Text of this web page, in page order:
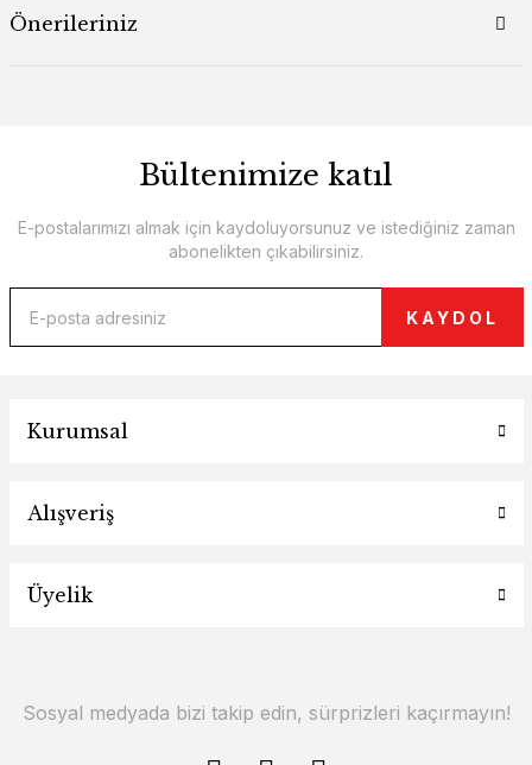
Önerileriniz
Bültenimize katıl
E-postalarımızı almak için kaydoluyorsunuz ve istediğiniz zaman
abonelikten çıkabilirsiniz.
KAYDOL
Kurumsal
Alışveriş
Üyelik
Sosyal medyada bizi takip edin, sürprizleri kaçırmayın!